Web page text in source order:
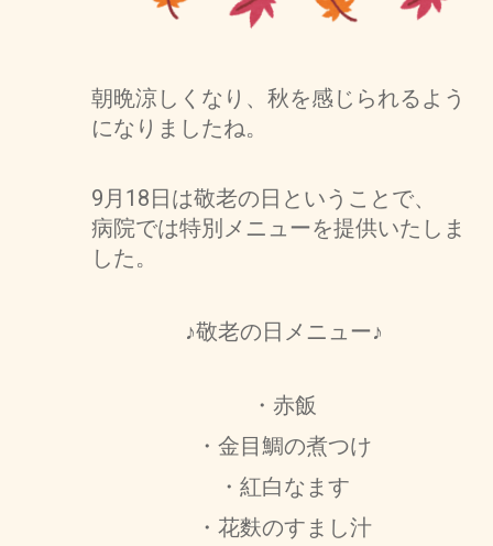
朝晩涼しくなり、秋を感じられるよう
になりましたね。
9月18日は敬老の日ということで、
病院では特別メニューを提供いたしま
した。
♪敬老の日メニュー♪
・赤飯
・金目鯛の煮つけ
・紅白なます
・花麩のすまし汁